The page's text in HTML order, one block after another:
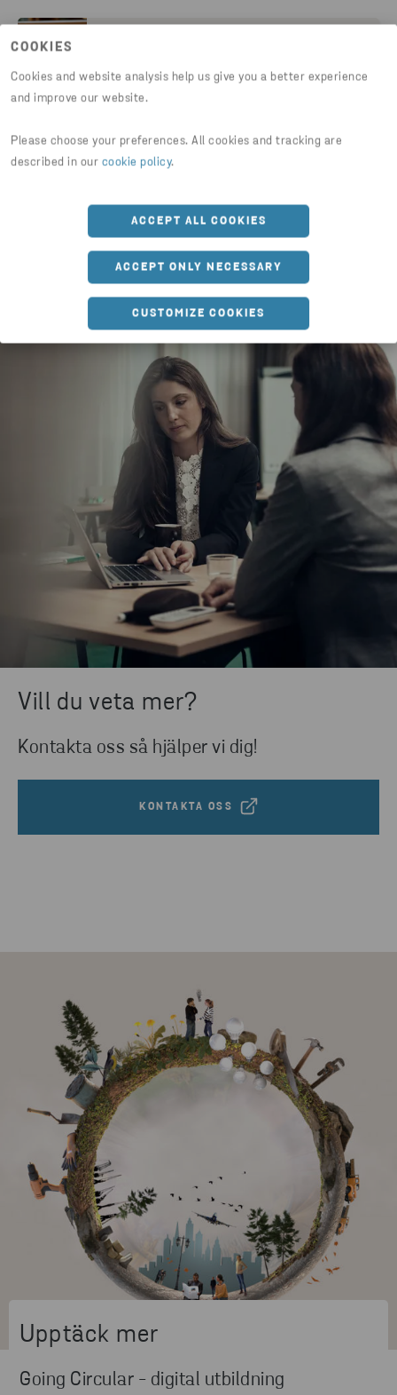
COOKIES
Cookies and website analysis help us give you a better experience
and improve our website.
Please choose your preferences. All cookies and tracking are
described in our cookie policy.
ACCEPT ALL COOKIES
ACCEPT ONLY NECESSARY
CUSTOMIZE COOKIES
POLESTAR
Vill du veta mer?
Kontakta oss så hjälper vi dig!
KONTAKTA OSS
Upptäck mer
Going Circular - digital utbildning